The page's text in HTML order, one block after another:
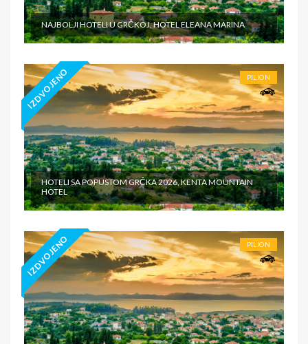
NAJBOLJI HOTELI U GRČKOJ, HOTEL ELEANA MARINA
IZDVOJENO PILION
HOTELI SA POPUSTOM GRČKA 2026, KENTA MOUNTAIN
HOTEL
IZDVOJENO PILION